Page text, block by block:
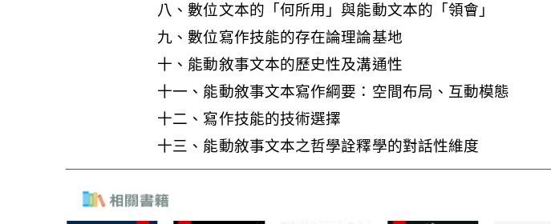
八、數位文本的「何所用」與能動文本的「領會」
九、數位寫作技能的存在論理論基地
十、能動敘事文本的歷史性及溝通性
十一、能動敘事文本寫作綱要：空間布局、互動模態
十二、寫作技能的技術選擇
十三、能動敘事文本之哲學詮釋學的對話性維度